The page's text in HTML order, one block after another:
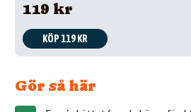
119 kr
KÖP 119 KR
Gör så här